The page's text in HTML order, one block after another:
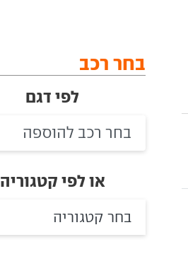
בחר רכב
לפי דגם
או לפי קטגוריה
בחר קטגוריה